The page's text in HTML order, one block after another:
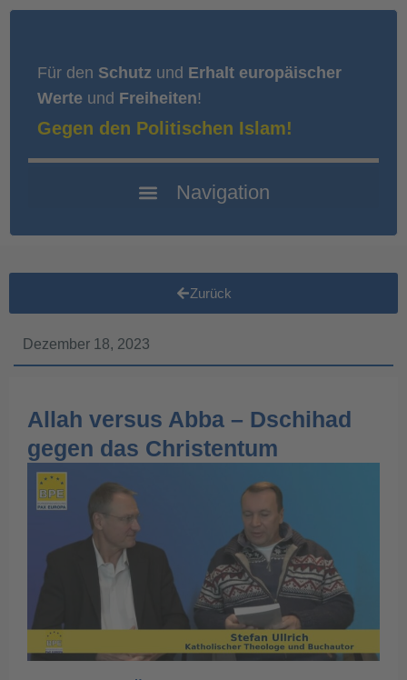
Für den Schutz und Erhalt europäischer
Werte und Freiheiten!
Gegen den Politischen Islam!
Zurück
Dezember 18, 2023
Allah versus Abba – Dschihad
gegen das Christentum